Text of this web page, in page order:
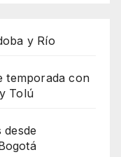
y Río
temporada con
Tolú